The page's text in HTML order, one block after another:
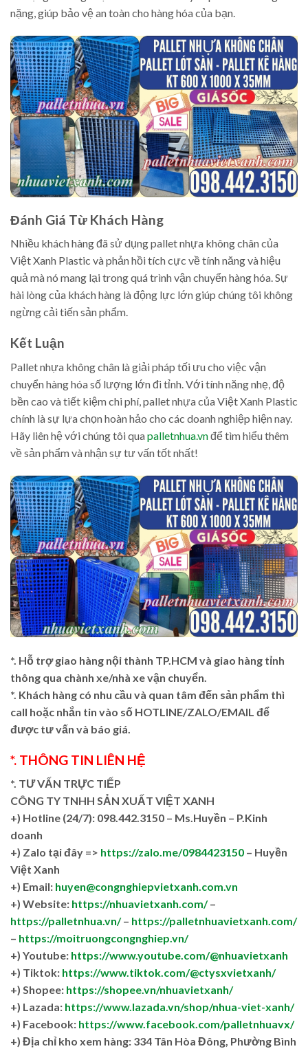
nặng, giúp bảo vệ an toàn cho hàng hóa của bạn.
Đánh Giá Từ Khách Hàng
Nhiều khách hàng đã sử dụng pallet nhựa không chân của
Việt Xanh Plastic và phản hồi tích cực về tính năng và hiệu
quả mà nó mang lại trong quá trình vận chuyển hàng hóa. Sự
hài lòng của khách hàng là động lực lớn giúp chúng tôi không
ngừng cải tiến sản phẩm.
Kết Luận
Pallet nhựa không chân là giải pháp tối ưu cho việc vận
chuyển hàng hóa số lượng lớn đi tỉnh. Với tính năng nhẹ, độ
bền cao và tiết kiệm chi phí, pallet nhựa của Việt Xanh Plastic
chính là sự lựa chọn hoàn hảo cho các doanh nghiệp hiện nay.
Hãy liên hệ với chúng tôi quapalletnhua.vnđể tìm hiểu thêm
về sản phẩm và nhận sự tư vấn tốt nhất!
*. Hỗ trợ giao hàng nội thành TP.HCM và giao hàng tỉnh
thông qua chành xe/nhà xe vận chuyển.
*. Khách hàng có nhu cầu và quan tâm đến sản phẩm thì
call hoặc nhắn tin vào số HOTLINE/ZALO/EMAIL để
được tư vấn và báo giá.
*. THÔNG TIN LIÊN HỆ
*. TƯ VẤN TRỰC TIẾP
CÔNG TY TNHH SẢN XUẤT VIỆT XANH
+) Hotline (24/7): 098.442.3150 – Ms.Huyền – P.Kinh
doanh
+) Zalo tại đây => https://zalo.me/0984423150 – Huyền
Việt Xanh
+) Email: huyen@congnghiepvietxanh.com.vn
+) Website: https://nhuavietxanh.com/–
https://palletnhua.vn/– https://palletnhuavietxanh.com/
– https://moitruongcongnghiep.vn/
+) Youtube: https://www.youtube.com/@nhuavietxanh
+) Tiktok: https://www.tiktok.com/@ctysxvietxanh/
+) Shopee: https://shopee.vn/nhuavietxanh/
+) Lazada: https://www.lazada.vn/shop/nhua-viet-xanh/
+) Facebook: https://www.facebook.com/palletnhuavx/
+) Địa chỉ kho xem hàng: 334 Tân Hòa Đông, Phường Bình